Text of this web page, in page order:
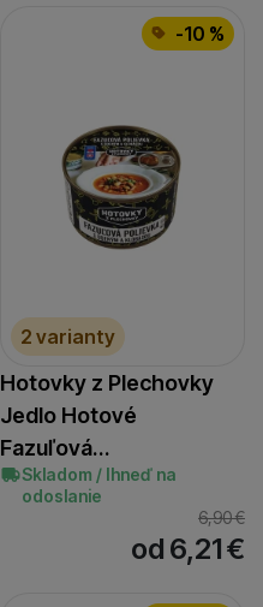
-10 %
2 varianty
Hotovky z Plechovky
Jedlo Hotové
Fazuľová…
Skladom / Ihneď na
odoslanie
6,90€
od 6,21€